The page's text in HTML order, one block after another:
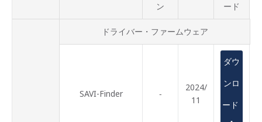
ン
ード
ドライバー・ファームウェア
SAVI-Finder ‐
2024/
11
ダウ
ンロ
ード